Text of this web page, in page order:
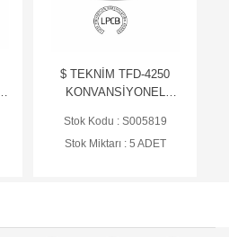
$ TEKNİM TFD-4250
KONVANSİYONEL
ISI
DEDEKTÖRÜ(MULTİSEN
Stok Kodu : S005819
Stok Miktarı : 5 ADET